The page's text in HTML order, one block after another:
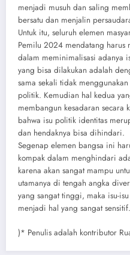
menjadi musuh dan saling
bersatu dan menjalin
Untuk itu, seluruh elemen
Pemilu 2024 mendatang harus
dalam meminimalisasi adanya
yang bisa dilakukan adalah
sama sekali tidak
politik. Kemudian hal kedua
membangun kesadaran secara
bahwa isu politik identitas
dan hendaknya bisa dihindari.
Segenap elemen bangsa ini
kompak dalam menghindari
karena akan sangat mampu
utamanya di tengah angka
yang sangat tinggi, maka isu-
menjadi hal yang sangat sensitif.
)* Penulis adalah kontributor